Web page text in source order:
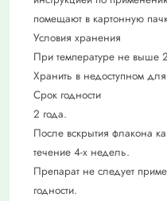
помещают в картонную
Условия хранения
При температуре не выше
Хранить в недоступном для
Срок годности
2 года.
После вскрытия флакона
течение 4-х недель.
Препарат не следует
годности.